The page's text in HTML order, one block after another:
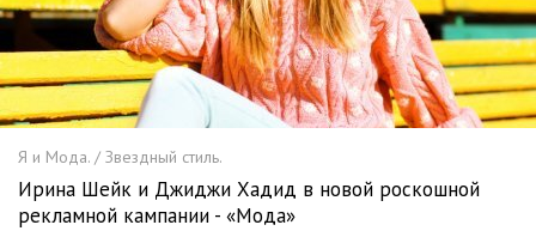
Я и Мода. / Звездный стиль.
Ирина Шейк и Джиджи Хадид в новой роскошной
рекламной кампании - «Мода»